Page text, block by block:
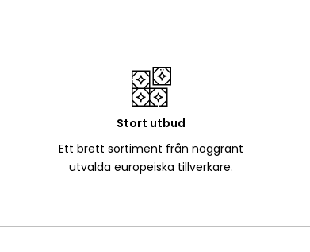
Stort utbud
Ett brett sortiment från noggrant
utvalda europeiska tillverkare.